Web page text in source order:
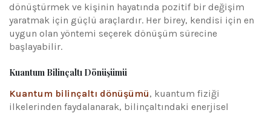
dönüştürmek ve kişinin hayatında pozitif bir değişim
yaratmak için güçlü araçlardır. Her birey, kendisi için en
uygun olan yöntemi seçerek dönüşüm sürecine
başlayabilir.
Kuantum Bilinçaltı Dönüşümü
Kuantum bilinçaltı dönüşümü, kuantum fiziği
ilkelerinden faydalanarak, bilinçaltındaki enerjisel